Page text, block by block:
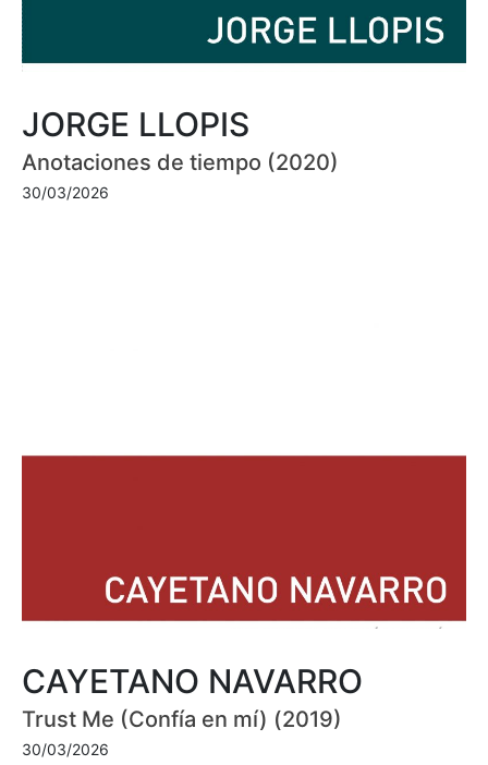
JORGE LLOPIS
Anotaciones de tiempo (2020)
30/03/2026
CAYETANO NAVARRO
Trust Me (Confía en mí) (2019)
30/03/2026